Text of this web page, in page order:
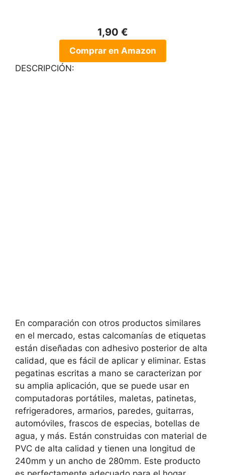
1,90 €
Comprar en Amazon
DESCRIPCIÓN:
En comparación con otros productos similares
en el mercado, estas calcomanías de etiquetas
están diseñadas con adhesivo posterior de alta
calidad, que es fácil de aplicar y eliminar. Estas
pegatinas escritas a mano se caracterizan por
su amplia aplicación, que se puede usar en
computadoras portátiles, maletas, patinetas,
refrigeradores, armarios, paredes, guitarras,
automóviles, frascos de especias, botellas de
agua, y más. Están construidas con material de
PVC de alta calidad y tienen una longitud de
240mm y un ancho de 280mm. Este producto